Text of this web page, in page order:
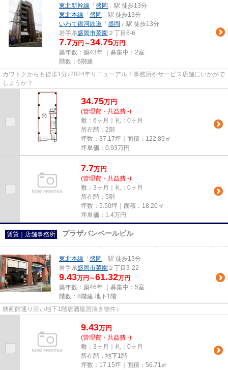
東北新幹線 「 盛岡 」駅 徒歩13分
東北本線 「 盛岡 」駅 徒歩13分
いわて銀河鉄道 「 盛岡 」駅 徒歩13分
岩手県盛岡市菜園 ２丁目6-6
7.7万円～34.75万円
築年数：築43年 ｜募集中： 2室
階数：6階建
カワトクからも徒歩1分♪2024年リニューアル！事務所やサービス店舗にいかがで
しょうか？
34.75万円
(管理費・共益費 -)
敷：6ヶ月｜礼：0ヶ月
所在階：2階
坪数：37.17坪｜面積：122.89㎡
坪単価： 0.93万円
7.7万円
(管理費・共益費 -)
敷：3ヶ月｜礼：0ヶ月
所在階：5階
坪数：5.50坪｜面積：18.20㎡
坪単価： 1.4万円
賃貸｜店舗事務所 プラザバンベールビル
東北本線 「 盛岡 」駅 徒歩13分
岩手県盛岡市菜園 ２丁目3-22
9.43万円～61.32万円
築年数：築46年 ｜募集中： 5室
階数：8階建 地下1階
映画館通り沿い地下1階居酒屋居抜き物件♪
9.43万円
(管理費・共益費 -)
敷：3ヶ月｜礼：0ヶ月
所在階：地下1階
坪数：17.15坪｜面積：56.71㎡